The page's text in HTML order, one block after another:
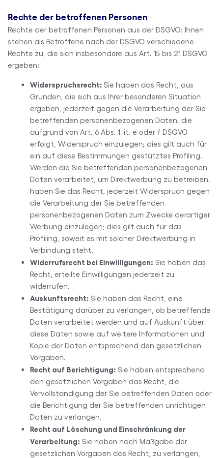
Rechte der betroffenen Personen
Rechte der betroffenen Personen aus der DSGVO: Ihnen
stehen als Betroffene nach der DSGVO verschiedene
Rechte zu, die sich insbesondere aus Art. 15 bis 21 DSGVO
ergeben:
Widerspruchsrecht: Sie haben das Recht, aus
Gründen, die sich aus Ihrer besonderen Situation
ergeben, jederzeit gegen die Verarbeitung der Sie
betreffenden personenbezogenen Daten, die
aufgrund von Art. 6 Abs. 1 lit. e oder f DSGVO
erfolgt, Widerspruch einzulegen; dies gilt auch für
ein auf diese Bestimmungen gestütztes Profiling.
Werden die Sie betreffenden personenbezogenen
Daten verarbeitet, um Direktwerbung zu betreiben,
haben Sie das Recht, jederzeit Widerspruch gegen
die Verarbeitung der Sie betreffenden
personenbezogenen Daten zum Zwecke derartiger
Werbung einzulegen; dies gilt auch für das
Profiling, soweit es mit solcher Direktwerbung in
Verbindung steht.
Widerrufsrecht bei Einwilligungen: Sie haben das
Recht, erteilte Einwilligungen jederzeit zu
widerrufen.
Auskunftsrecht: Sie haben das Recht, eine
Bestätigung darüber zu verlangen, ob betreffende
Daten verarbeitet werden und auf Auskunft über
diese Daten sowie auf weitere Informationen und
Kopie der Daten entsprechend den gesetzlichen
Vorgaben.
Recht auf Berichtigung: Sie haben entsprechend
den gesetzlichen Vorgaben das Recht, die
Vervollständigung der Sie betreffenden Daten oder
die Berichtigung der Sie betreffenden unrichtigen
Daten zu verlangen.
Recht auf Löschung und Einschränkung der
Verarbeitung: Sie haben nach Maßgabe der
gesetzlichen Vorgaben das Recht, zu verlangen,